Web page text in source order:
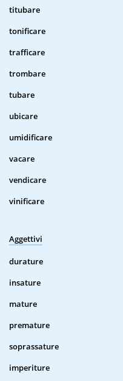
titubare
tonificare
trafficare
trombare
tubare
ubicare
umidificare
vacare
vendicare
vinificare
Aggettivi
durature
insature
mature
premature
soprassature
imperiture